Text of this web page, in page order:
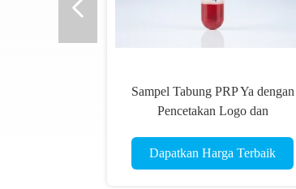
Sampel Tabung PRP Ya dengan
Pencetakan Logo dan
Pembekuan memastikan Konsisten
dalam Persiapan Plasma Darah
Dapatkan Harga Terbaik